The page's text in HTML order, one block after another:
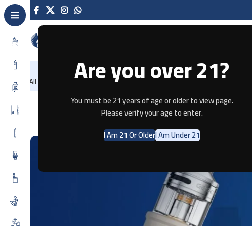
Are you over 21?
You must be 21 years of age or older to view page.
Please verify your age to enter.
I Am 21 Or OlderI Am Under 21
All Categories HomeRecently Arrived Offers BlogContact Us